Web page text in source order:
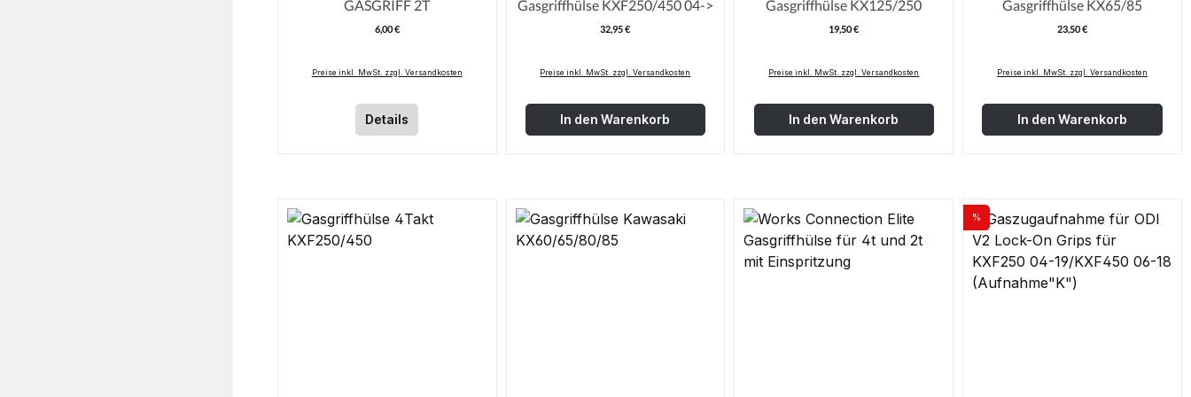
GASGRIFF 2T
Regulärer Preis:
6,00 €
Preise inkl. MwSt. zzgl. Versandkosten
Details
Gasgriffhülse KXF250/450 04->
Regulärer Preis:
32,95 €
Preise inkl. MwSt. zzgl. Versandkosten
In den Warenkorb
Gasgriffhülse KX125/250
Regulärer Preis:
19,50 €
Preise inkl. MwSt. zzgl. Versandkosten
In den Warenkorb
Gasgriffhülse KX65/85
Regulärer
23,50 €
Preise inkl. MwSt. zzgl. Versandkosten
In den Warenkorb
Rabatt
%